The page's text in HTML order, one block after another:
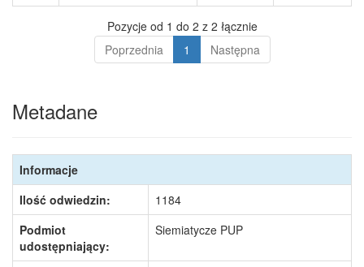
Pozycje od 1 do 2 z 2 łącznie
Poprzednia
1 Następna
Metadane
Informacje
Ilość odwiedzin:
1184
Podmiot
udostępniający:
Siemiatycze PUP